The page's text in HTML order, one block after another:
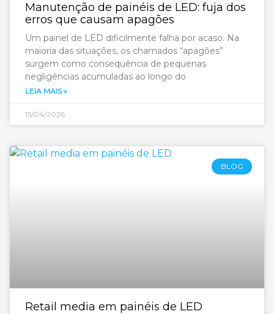
Manutenção de painéis de LED: fuja dos
erros que causam apagões
Um painel de LED dificilmente falha por acaso. Na
maioria das situações, os chamados “apagões”
surgem como consequência de pequenas
negligências acumuladas ao longo do
LEIA MAIS »
15/04/2026
BLOG
Retail media em painéis de LED